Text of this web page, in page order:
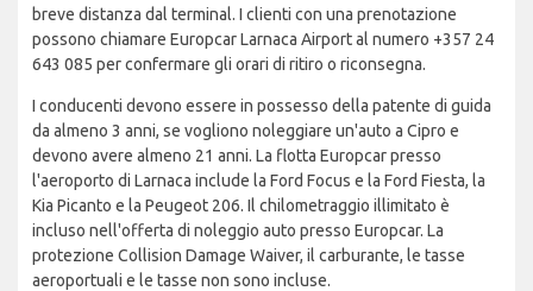
breve distanza dal terminal. I clienti con una prenotazione
possono chiamare Europcar Larnaca Airport al numero +357 24
643 085 per confermare gli orari di ritiro o riconsegna.
I conducenti devono essere in possesso della patente di guida
da almeno 3 anni, se vogliono noleggiare un'auto a Cipro e
devono avere almeno 21 anni. La flotta Europcar presso
l'aeroporto di Larnaca include la Ford Focus e la Ford Fiesta, la
Kia Picanto e la Peugeot 206. Il chilometraggio illimitato è
incluso nell'offerta di noleggio auto presso Europcar. La
protezione Collision Damage Waiver, il carburante, le tasse
aeroportuali e le tasse non sono incluse.